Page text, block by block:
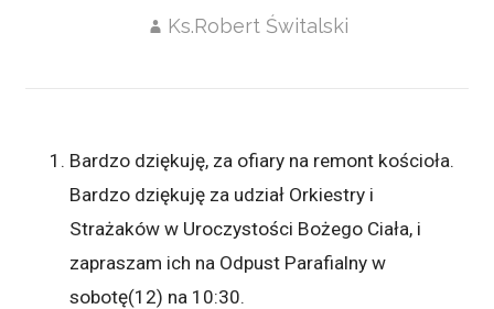
Ks.Robert Świtalski
Bardzo dziękuję, za ofiary na remont kościoła.
Bardzo dziękuję za udział Orkiestry i
Strażaków w Uroczystości Bożego Ciała, i
zapraszam ich na Odpust Parafialny w
sobotę(12) na 10:30.